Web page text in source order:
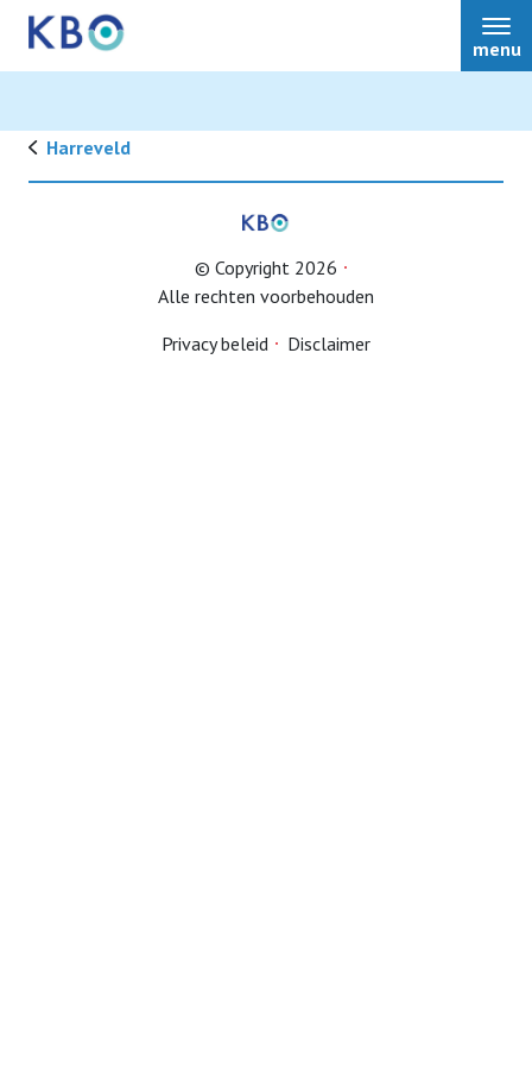
menu
Harreveld
© Copyright 2026
Alle rechten voorbehouden
Privacy beleid
Disclaimer